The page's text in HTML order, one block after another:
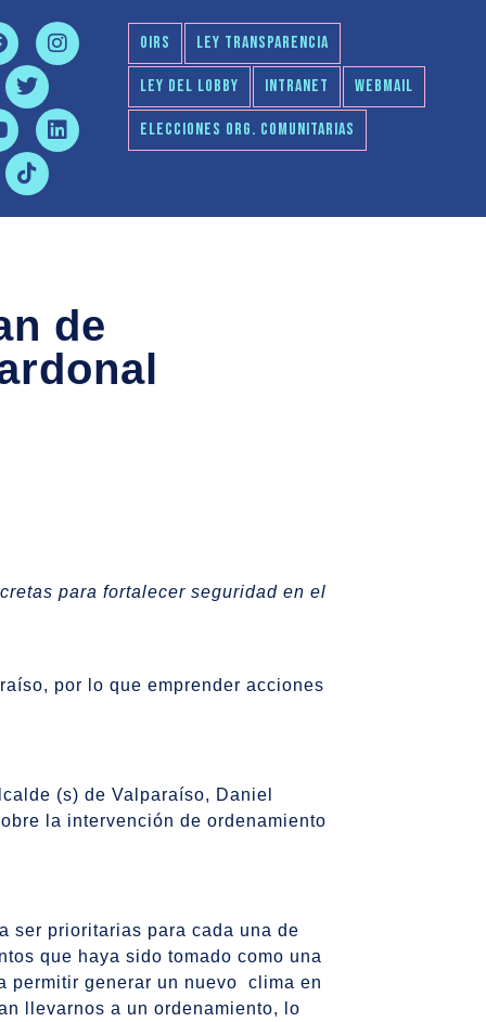
OIRS LEY TRANSPARENCIA
LEY DEL LOBBY INTRANET WEBMAIL
ELECCIONES ORG. COMUNITARIAS
de
para fortalecer seguridad en el
por lo que emprender acciones
(s) de Valparaíso, Daniel
la intervención de ordenamiento
ser prioritarias para cada una de
que haya sido tomado como una
permitir generar un nuevo clima en
llevarnos a un ordenamiento, lo